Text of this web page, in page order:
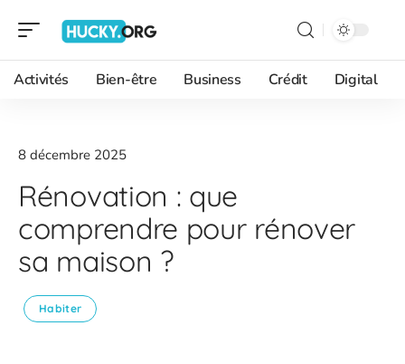
Activités Bien-être Business Crédit Digital
8 décembre 2025
Rénovation : que
comprendre pour rénover
sa maison ?
Habiter